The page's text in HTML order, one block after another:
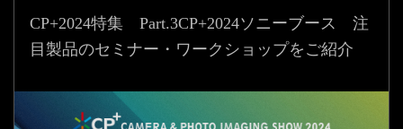
CP+2024特集 Part.3CP+2024ソニーブース 注
目製品のセミナー・ワークショップをご紹介